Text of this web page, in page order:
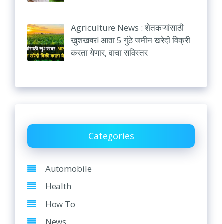
Agriculture News : शेतकऱ्यांसाठी
खुशखबर! आता 5 गुंठे जमीन खरेदी विक्री
करता येणार, वाचा सविस्तर
Categories
Automobile
Health
How To
News